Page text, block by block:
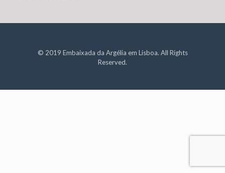
© 2019 Embaixada da Argélia em Lisboa. All Rights
Reserved.